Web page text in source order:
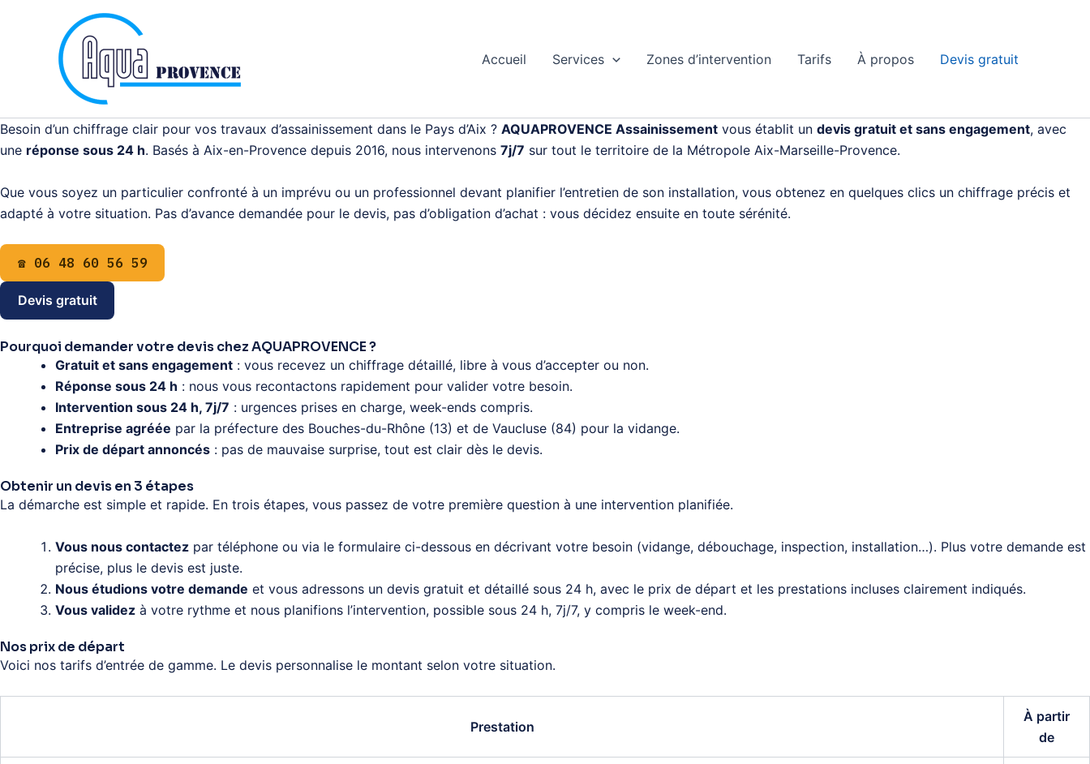
Accueil Services Zones d’intervention Tarifs À propos Devis gratuit
Besoin d’un chiffrage clair pour vos travaux d’assainissement dans le Pays d’Aix ? AQUAPROVENCE Assainissement vous établit un devis gratuit et sans engagement, avec
une réponse sous 24 h. Basés à Aix-en-Provence depuis 2016, nous intervenons 7j/7 sur tout le territoire de la Métropole Aix-Marseille-Provence.
Que vous soyez un particulier confronté à un imprévu ou un professionnel devant planifier l’entretien de son installation, vous obtenez en quelques clics un chiffrage précis et
adapté à votre situation. Pas d’avance demandée pour le devis, pas d’obligation d’achat : vous décidez ensuite en toute sérénité.
☎ 06 48 60 56 59
Devis gratuit
Pourquoi demander votre devis chez AQUAPROVENCE ?
Gratuit et sans engagement : vous recevez un chiffrage détaillé, libre à vous d’accepter ou non.
Réponse sous 24 h : nous vous recontactons rapidement pour valider votre besoin.
Intervention sous 24 h, 7j/7 : urgences prises en charge, week-ends compris.
Entreprise agréée par la préfecture des Bouches-du-Rhône (13) et de Vaucluse (84) pour la vidange.
Prix de départ annoncés : pas de mauvaise surprise, tout est clair dès le devis.
Obtenir un devis en 3 étapes
La démarche est simple et rapide. En trois étapes, vous passez de votre première question à une intervention planifiée.
Vous nous contactez par téléphone ou via le formulaire ci-dessous en décrivant votre besoin (vidange, débouchage, inspection, installation…). Plus votre demande est
précise, plus le devis est juste.
Nous étudions votre demande et vous adressons un devis gratuit et détaillé sous 24 h, avec le prix de départ et les prestations incluses clairement indiqués.
Vous validez à votre rythme et nous planifions l’intervention, possible sous 24 h, 7j/7, y compris le week-end.
Nos prix de départ
Voici nos tarifs d’entrée de gamme. Le devis personnalise le montant selon votre situation.
Prestation
À partir
de